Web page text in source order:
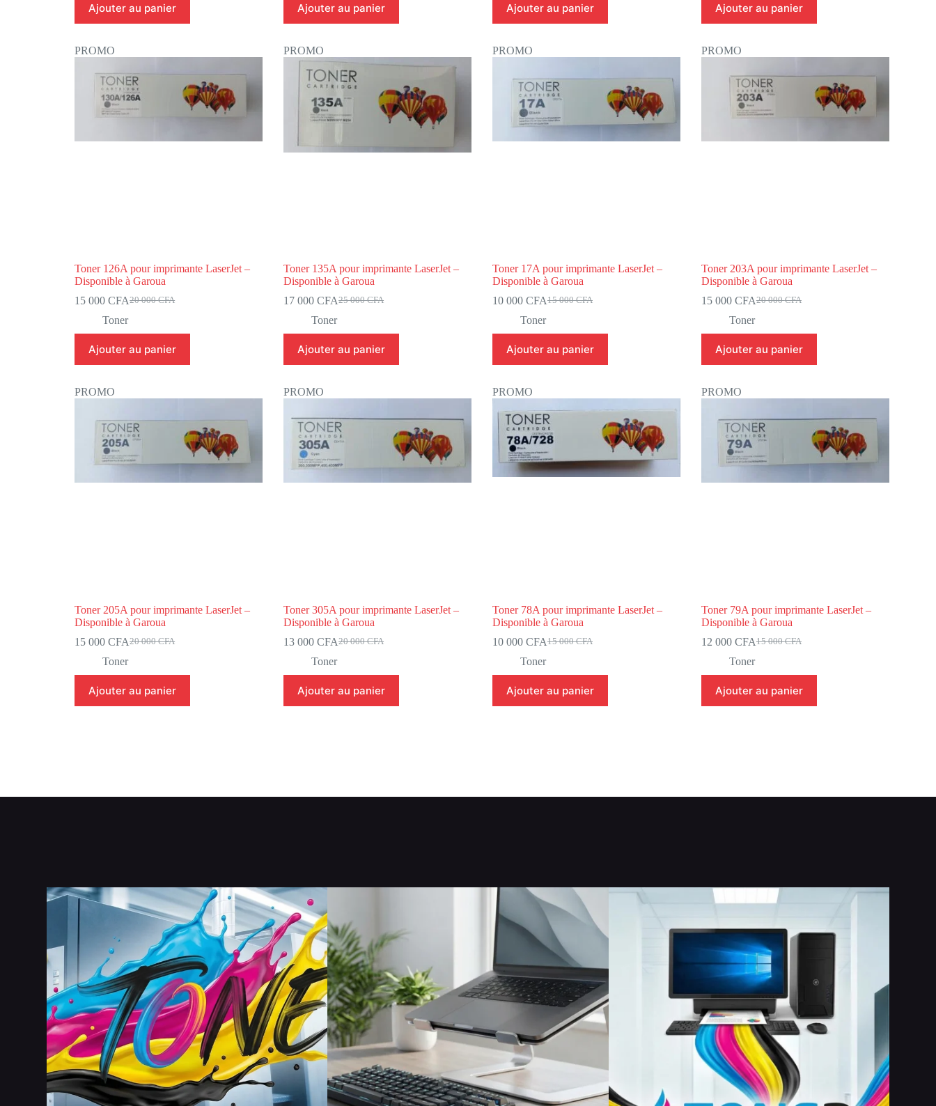
Ajouter au panier Ajouter au panier Ajouter au panier Ajouter au panier
PROMO
Toner 126A pour imprimante LaserJet –
Disponible à Garoua
20 000CFA
15 000CFA
Toner
Ajouter au panier
PROMO
Toner 135A pour imprimante LaserJet –
Disponible à Garoua
25 000CFA
17 000CFA
Toner
Ajouter au panier
PROMO
Toner 17A pour imprimante LaserJet –
Disponible à Garoua
15 000CFA
10 000 CFA
Toner
Ajouter au panier
PROMO
Toner 203A pour imprimante LaserJet –
Disponible à Garoua
20 000CFA
15 000 CFA
Toner
Ajouter au panier
PROMO
Toner 205A pour imprimante LaserJet –
Disponible à Garoua
20 000CFA
15 000CFA
Toner
Ajouter au panier
PROMO
Toner 305A pour imprimante LaserJet –
Disponible à Garoua
20 000CFA
13 000CFA
Toner
Ajouter au panier
PROMO
Toner 78A pour imprimante LaserJet –
Disponible à Garoua
15 000CFA
10 000 CFA
Toner
Ajouter au panier
PROMO
Toner 79A pour imprimante LaserJet –
Disponible à Garoua
15 000CFA
12 000 CFA
Toner
Ajouter au panier